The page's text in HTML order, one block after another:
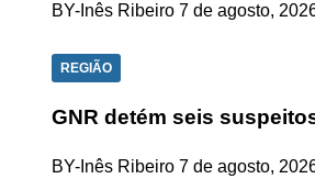
BY-Inês Ribeiro 7 de agosto,
REGIÃO
GNR detém seis
BY-Inês Ribeiro 7 de agosto,